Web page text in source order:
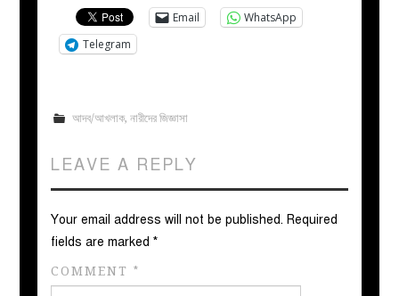
Email
WhatsApp
Telegram
আদব/আখলাক, নারীদের জিজ্ঞাসা
LEAVE A REPLY
Your email address will not be published. Required
fields are marked*
COMMENT*